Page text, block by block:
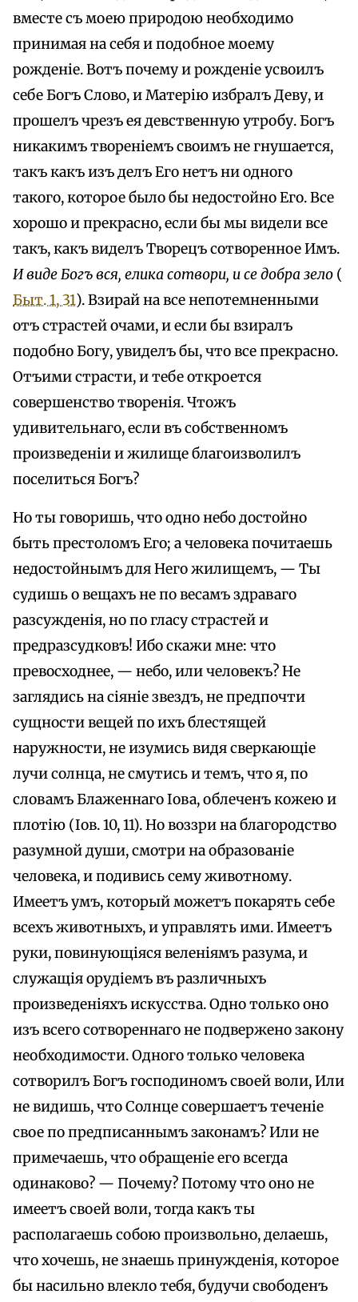
вместе съ моею природою необходимо
принимая на себя и подобное моему
рожденіе. Вотъ почему и рожденіе усвоилъ
себе Богъ Слово, и Матерію избралъ Деву, и
прошелъ чрезъ ея девственную утробу. Богъ
никакимъ твореніемъ своимъ не гнушается,
такъ какъ изъ делъ Его нетъ ни одного
такого, которое было бы недостойно Его. Все
хорошо и прекрасно, если бы мы видели все
такъ, какъ виделъ Творецъ сотворенное Имъ.
И виде Богъ вся, елика сотвори, и се добра зело (
Быт. 1, 31). Взирай на все непотемненными
отъ страстей очами, и если бы взиралъ
подобно Богу, увиделъ бы, что все прекрасно.
Отъими страсти, и тебе откроется
совершенство творенія. Чтожъ
удивительнаго, если въ собственномъ
произведеніи и жилище благоизволилъ
поселиться Богъ?
Но ты говоришь, что одно небо достойно
быть престоломъ Его; а человека почитаешь
недостойнымъ для Него жилищемъ, — Ты
судишь о вещахъ не по весамъ здраваго
разсужденія, но по гласу страстей и
предразсудковъ! Ибо скажи мне: что
превосходнее, — небо, или человекъ? He
заглядись на сіяніе звездъ, не предпочти
сущности вещей по ихъ блестящей
наружности, не изумись видя сверкающіе
лучи солнца, не смутись и темъ, что я, по
словамъ Блаженнаго Іова, облеченъ кожею и
плотію (Іов. 10, 11). Но воззри на благородство
разумной души, смотри на образованіе
человека, и подивись сему животному.
Имеетъ умъ, который можетъ покарять себе
всехъ животныхъ, и управлять ими. Имеетъ
руки, повинующіяся веленіямъ разума, и
служащія орудіемъ въ различныхъ
произведеніяхъ искусства. Одно только оно
изъ всего сотвореннаго не подвержено закону
необходимости. Одного только человека
сотворилъ Богъ господиномъ своей воли, Или
не видишь, что Солнце совершаетъ теченіе
свое по предписаннымъ законамъ? Или не
примечаешь, что обращеніе его всегда
одинаково? — Почему? Потому что оно не
имеетъ своей воли, тогда какъ ты
располагаешь собою произвольно, делаешь,
что хочешь, не знаешь принужденія, которое
бы насильно влекло тебя, будучи свободенъ